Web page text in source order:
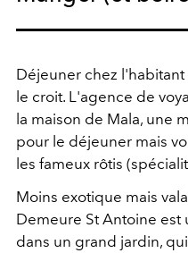
Déjeuner chez
le croit. L'agence de
la maison de Mala, une
pour le déjeuner mais
les fameux rôtis
Moins exotique mais
Demeure St Antoine est
dans un grand jardin,